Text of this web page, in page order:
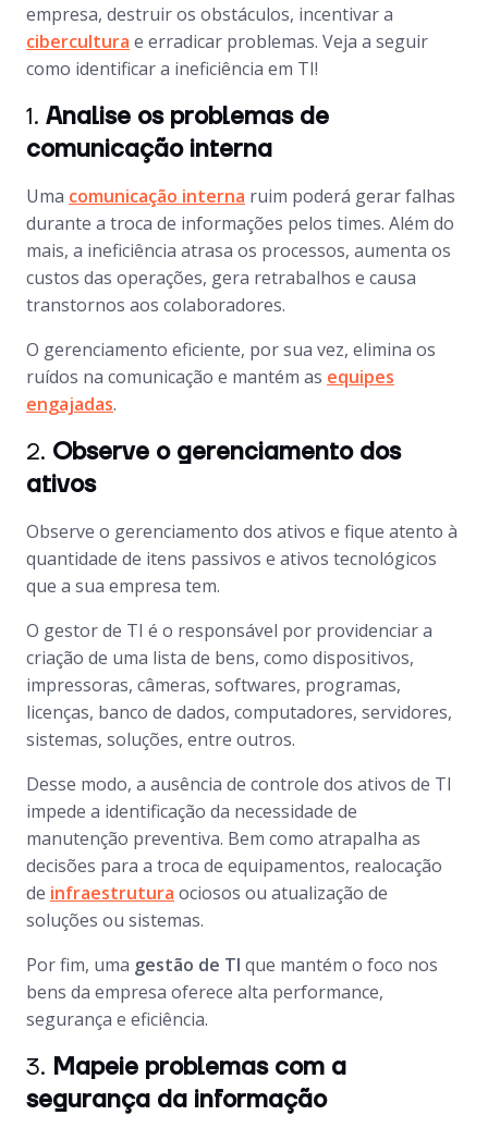
empresa, destruir os obstáculos, incentivar a
cibercultura e erradicar problemas. Veja a seguir
como identificar a ineficiência em TI!
1. Analise os problemas de
comunicação interna
Uma comunicação interna ruim poderá gerar falhas
durante a troca de informações pelos times. Além do
mais, a ineficiência atrasa os processos, aumenta os
custos das operações, gera retrabalhos e causa
transtornos aos colaboradores.
O gerenciamento eficiente, por sua vez, elimina os
ruídos na comunicação e mantém as equipes
engajadas.
2. Observe o gerenciamento dos
ativos
Observe o gerenciamento dos ativos e fique atento à
quantidade de itens passivos e ativos tecnológicos
que a sua empresa tem.
O gestor de TI é o responsável por providenciar a
criação de uma lista de bens, como dispositivos,
impressoras, câmeras, softwares, programas,
licenças, banco de dados, computadores, servidores,
sistemas, soluções, entre outros.
Desse modo, a ausência de controle dos ativos de TI
impede a identificação da necessidade de
manutenção preventiva. Bem como atrapalha as
decisões para a troca de equipamentos, realocação
de infraestrutura ociosos ou atualização de
soluções ou sistemas.
Por fim, uma gestão de TI que mantém o foco nos
bens da empresa oferece alta performance,
segurança e eficiência.
3. Mapeie problemas com a
segurança da informação